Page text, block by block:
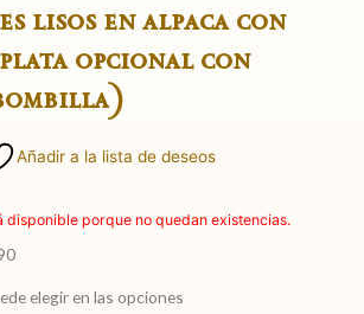
lisos en alpaca con
opcional con
Añadir a la lista de deseos
disponible porque no quedan existencias.
elegir en las opciones